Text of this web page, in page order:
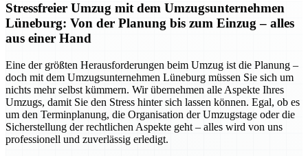
Stressfreier Umzug mit dem Umzugsunternehmen
Lüneburg: Von der Planung bis zum Einzug – alles
aus einer Hand
Eine der größten Herausforderungen beim Umzug ist die Planung –
doch mit dem Umzugsunternehmen Lüneburg müssen Sie sich um
nichts mehr selbst kümmern. Wir übernehmen alle Aspekte Ihres
Umzugs, damit Sie den Stress hinter sich lassen können. Egal, ob es
um den Terminplanung, die Organisation der Umzugstage oder die
Sicherstellung der rechtlichen Aspekte geht – alles wird von uns
professionell und zuverlässig erledigt.